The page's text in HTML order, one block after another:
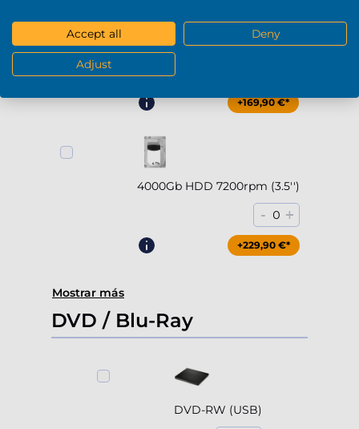
2000Gb HDD 7200rpm (3.5'')
+169,90 €*
4000Gb HDD 7200rpm (3.5'')
- 0 +
+229,90 €*
Mostrar más
DVD / Blu-Ray
DVD-RW (USB)
Accept all Deny
Adjust